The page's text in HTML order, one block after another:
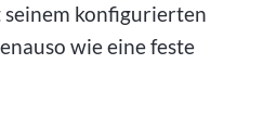
konfigurierten
wie eine feste